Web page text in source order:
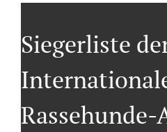
Siegerliste